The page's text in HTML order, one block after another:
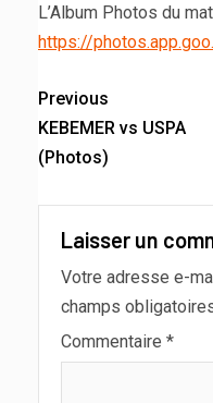
L’Album Photos du
https://
Previous
KEBEMER vs USPA
(Photos)
Laisser un
Votre adresse e-
champs
Commentaire *